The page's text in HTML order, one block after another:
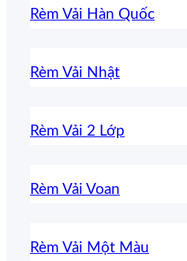
Rèm Vải Hàn Quốc
Rèm Vải Nhật
Rèm Vải 2 Lớp
Rèm Vải Voan
Rèm Vải Một Màu